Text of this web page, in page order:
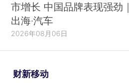
市增长 中国品牌表现强劲｜
出海·汽车
2026年08月06日
财新移动